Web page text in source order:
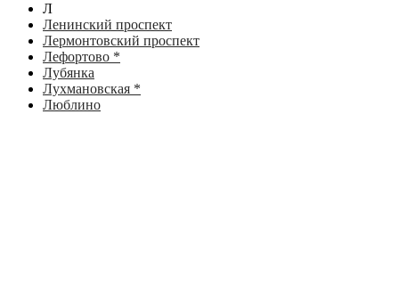
Л
Ленинский проспект
Лермонтовский проспект
Лефортово *
Лубянка
Лухмановская *
Люблино